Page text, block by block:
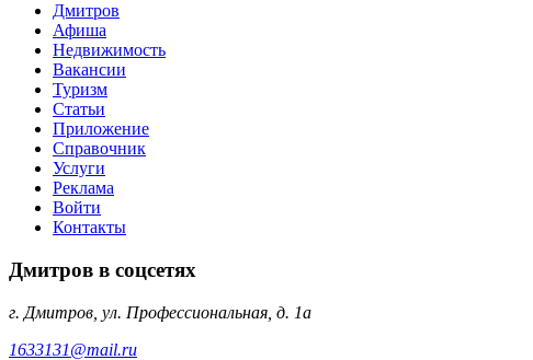
Дмитров
Афиша
Недвижимость
Вакансии
Туризм
Статьи
Приложение
Справочник
Услуги
Реклама
Войти
Контакты
Дмитров в соцсетях
г. Дмитров, ул. Профессиональная, д. 1а
1633131@mail.ru